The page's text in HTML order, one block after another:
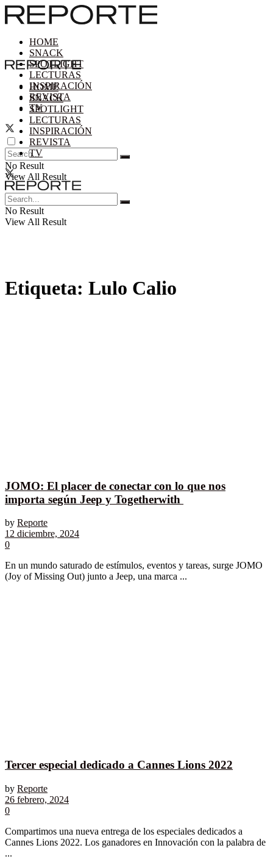
HOME
SNACK
SPOTLIGHT
LECTURAS
INSPIRACIÓN
REVISTA
TV
No Result
View All Result
HOME
SNACK
SPOTLIGHT
LECTURAS
INSPIRACIÓN
REVISTA
TV
No Result
View All Result
Etiqueta: Lulo Calio
JOMO: El placer de conectar con lo que nos
importa según Jeep y Togetherwith
by Reporte
12 diciembre, 2024
0
En un mundo saturado de estímulos, eventos y tareas, surge JOMO
(Joy of Missing Out) junto a Jeep, una marca ...
Tercer especial dedicado a Cannes Lions 2022
by Reporte
26 febrero, 2024
0
Compartimos una nueva entrega de los especiales dedicados a
Cannes Lions 2022. Los ganadores en Innovación con la palabra de
...